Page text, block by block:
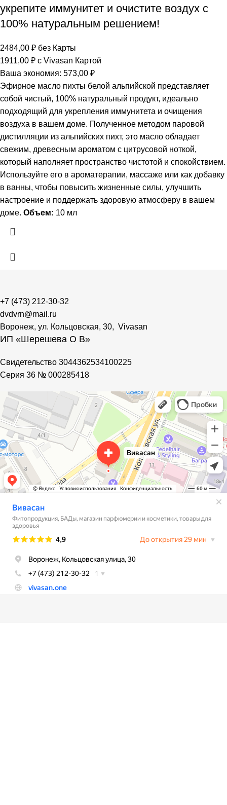
укрепите иммунитет и очистите воздух с
100% натуральным решением!
2484,00 ₽ без Карты
1911,00 ₽ с Vivasan Картой
Ваша экономия: 573,00 ₽
Эфирное масло пихты белой альпийской представляет
собой чистый, 100% натуральный продукт, идеально
подходящий для укрепления иммунитета и очищения
воздуха в вашем доме. Полученное методом паровой
дистилляции из альпийских пихт, это масло обладает
свежим, древесным ароматом с цитрусовой ноткой,
который наполняет пространство чистотой и спокойствием.
Используйте его в ароматерапии, массаже или как добавку
в ванны, чтобы повысить жизненные силы, улучшить
настроение и поддержать здоровую атмосферу в вашем
доме. Объем: 10 мл
+7 (473) 212-30-32
dvdvrn@mail.ru
Воронеж, ул. Кольцовская, 30, Vivasan
ИП «Шерешева О В»
Свидетельство 3044362534100225
Cерия 36 № 000285418
Vivasan
Магазин парфюмерии и косметики в Воронеже
Фитопродукция, БАДы в Воронеже